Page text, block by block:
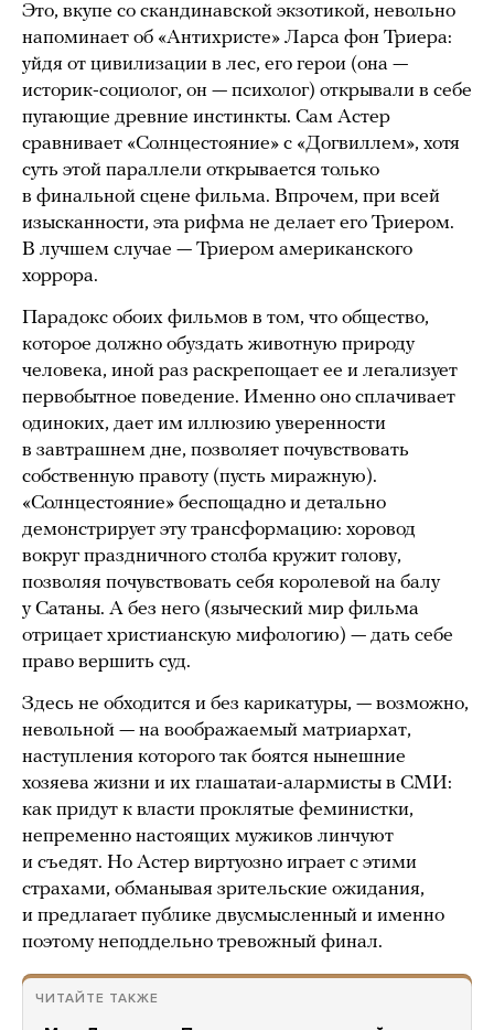
Это, вкупе со скандинавской экзотикой, невольно
напоминает об «Антихристе» Ларса фон Триера:
уйдя от цивилизации в лес, его герои (она —
историк-социолог, он — психолог) открывали в себе
пугающие древние инстинкты. Сам Астер
сравнивает «Солнцестояние» с «Догвиллем», хотя
суть этой параллели открывается только
в финальной сцене фильма. Впрочем, при всей
изысканности, эта рифма не делает его Триером.
В лучшем случае — Триером американского
хоррора.
Парадокс обоих фильмов в том, что общество,
которое должно обуздать животную природу
человека, иной раз раскрепощает ее и легализует
первобытное поведение. Именно оно сплачивает
одиноких, дает им иллюзию уверенности
в завтрашнем дне, позволяет почувствовать
собственную правоту (пусть миражную).
«Солнцестояние» беспощадно и детально
демонстрирует эту трансформацию: хоровод
вокруг праздничного столба кружит голову,
позволяя почувствовать себя королевой на балу
у Сатаны. А без него (языческий мир фильма
отрицает христианскую мифологию) — дать себе
право вершить суд.
Здесь не обходится и без карикатуры, — возможно,
невольной — на воображаемый матриархат,
наступления которого так боятся нынешние
хозяева жизни и их глашатаи-алармисты в СМИ:
как придут к власти проклятые феминистки,
непременно настоящих мужиков линчуют
и съедят. Но Астер виртуозно играет с этими
страхами, обманывая зрительские ожидания,
и предлагает публике двусмысленный и именно
поэтому неподдельно тревожный финал.
ЧИТАЙТЕ ТАКЖЕ